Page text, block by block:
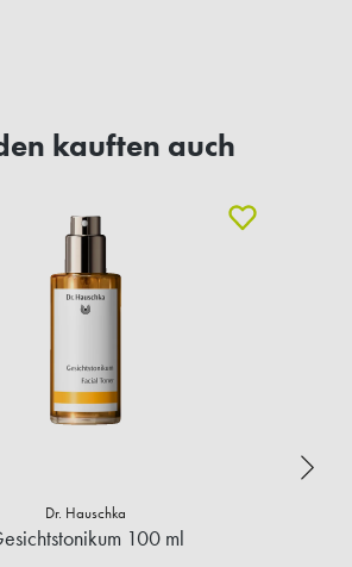
kauften auch
Dr. Hauschka
100 ml